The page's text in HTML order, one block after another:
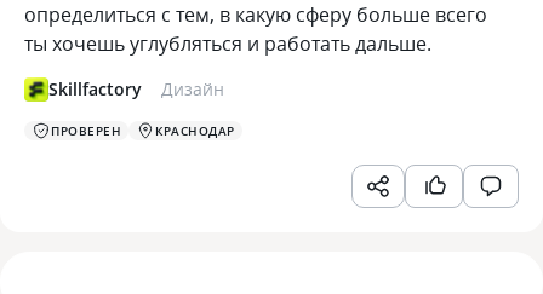
определиться с тем, в какую сферу больше всего
ты хочешь углубляться и работать дальше.
Skillfactory Дизайн
ПРОВЕРЕН КРАСНОДАР